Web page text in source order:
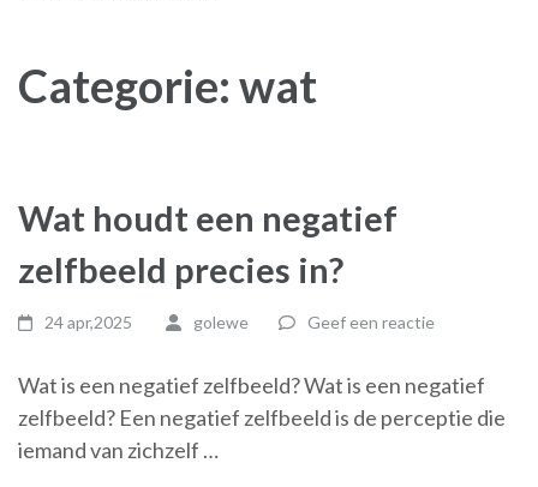
Categorie:wat
Wat houdt een negatief
zelfbeeld precies in?
24 apr,2025 golewe Geef een reactie
Wat is een negatief zelfbeeld? Wat is een negatief
zelfbeeld? Een negatief zelfbeeld is de perceptie die
iemand van zichzelf …